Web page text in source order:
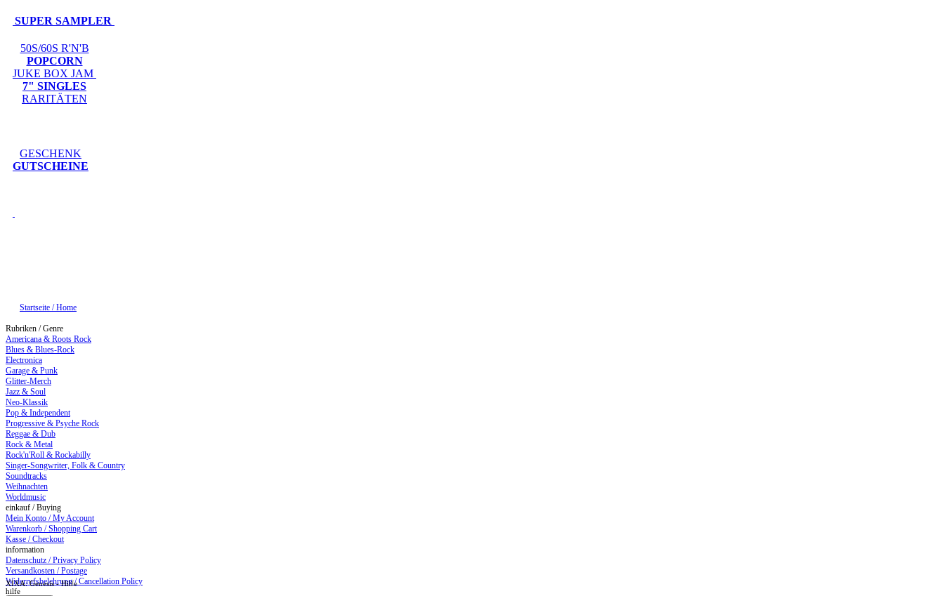
SUPER SAMPLER
50S/60S R'N'B
POPCORN
JUKE BOX JAM
7" SINGLES
RARITÄTEN
GESCHENK
GUTSCHEINE
Startseite / Home
Rubriken / Genre
Americana & Roots Rock
Blues & Blues-Rock
Electronica
Garage & Punk
Glitter-Merch
Jazz & Soul
Neo-Klassik
Pop & Independent
Progressive & Psyche Rock
Reggae & Dub
Rock & Metal
Rock'n'Roll & Rockabilly
Singer-Songwriter, Folk & Country
Soundtracks
Weihnachten
Worldmusic
einkauf / Buying
Mein Konto / My Account
Warenkorb / Shopping Cart
Kasse / Checkout
information
Datenschutz / Privacy Policy
Versandkosten / Postage
Widerrufsbelehrung / Cancellation Policy
XIXA: Genesis - Hilfe
hilfe